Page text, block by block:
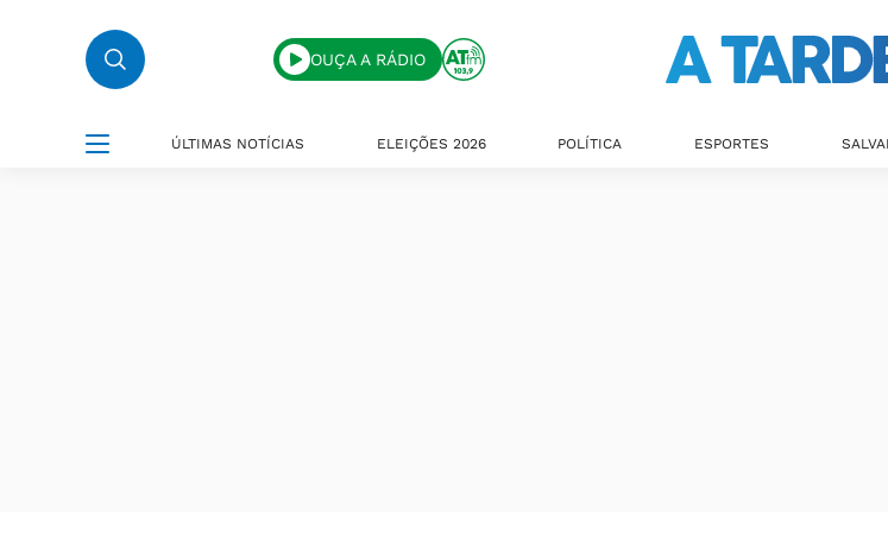
OUÇA A RÁDIO
ÚLTIMAS NOTÍCIAS ELEIÇÕES 2026 POLÍTICA ESPORTES